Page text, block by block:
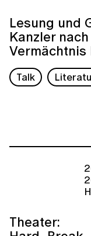
Lesung und
Kanzler
Vermächtnis
Talk
Theater: